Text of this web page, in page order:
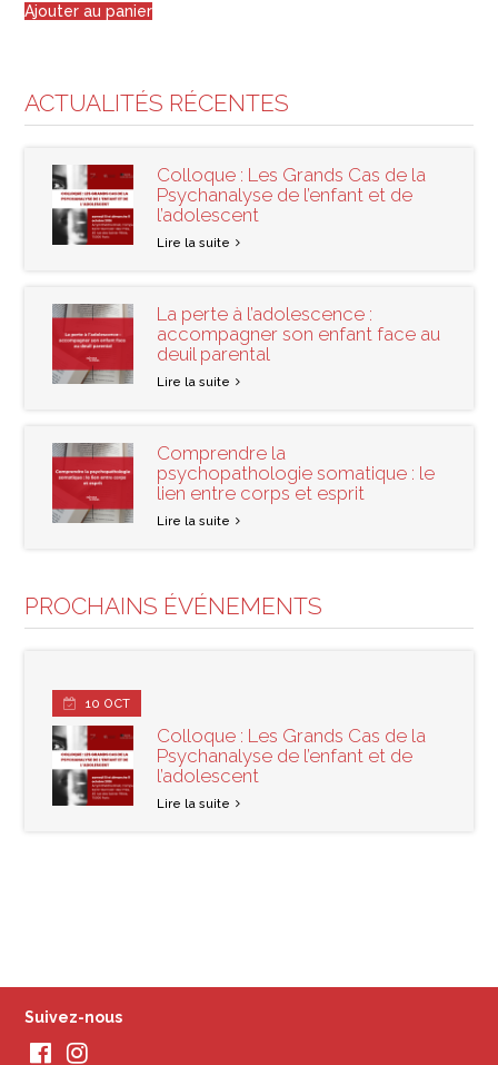
Ajouter au panier
ACTUALITÉS RÉCENTES
Colloque : Les Grands Cas de la
Psychanalyse de l’enfant et de
l’adolescent
Lire la suite
La perte à l’adolescence :
accompagner son enfant face au
deuil parental
Lire la suite
Comprendre la
psychopathologie somatique : le
lien entre corps et esprit
Lire la suite
PROCHAINS ÉVÉNEMENTS
10 OCT
Colloque : Les Grands Cas de la
Psychanalyse de l’enfant et de
l’adolescent
Lire la suite
Suivez-nous